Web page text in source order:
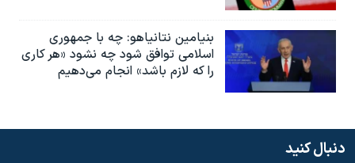
بنیامین نتانیاهو: چه با جمهوری
اسلامی توافق شود چه نشود «هر کاری
را که لازم باشد» انجام می‌دهیم
دنبال کنید